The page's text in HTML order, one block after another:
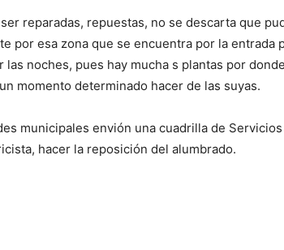
reparadas, repuestas, no se descarta que
por esa zona que se encuentra por la entrada
las noches, pues hay mucha s plantas por
momento determinado hacer de las suyas.
municipales envión una cuadrilla de
hacer la reposición del alumbrado.